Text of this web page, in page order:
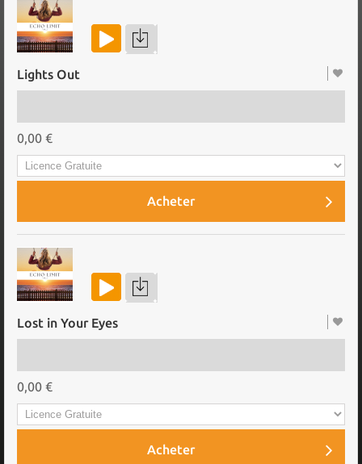
Lights Out
0,00 €
Acheter
Lost in Your Eyes
0,00 €
Acheter